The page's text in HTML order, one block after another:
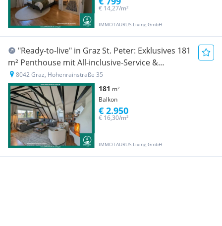
IMMOTAURUS Living GmbH
€ 14,27/m²
"Ready-to-live" in Graz St. Peter: Exklusives 181
m² Penthouse mit All-inclusive-Service &
Möblierung!
8042 Graz, Hohenrainstraße 35
181 m²
Balkon
IMMOTAURUS Living GmbH
€ 16,30/m²
€ 2.950